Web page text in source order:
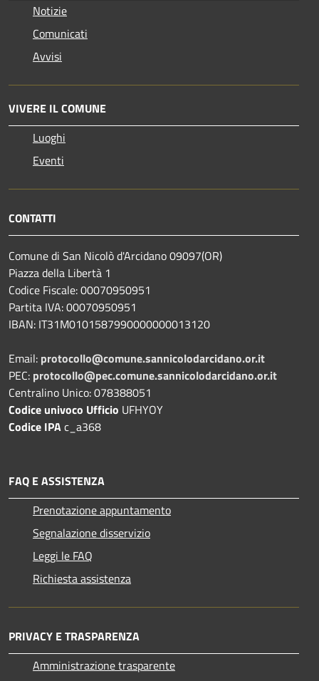
Notizie
Comunicati
Avvisi
VIVERE IL COMUNE
Luoghi
Eventi
CONTATTI
Comune di San Nicolò d'Arcidano 09097(OR)
Piazza della Libertà 1
Codice Fiscale: 00070950951
Partita IVA: 00070950951
IBAN: IT31M0101587990000000013120
Email: protocollo@comune.sannicolodarcidano.or.it
PEC: protocollo@pec.comune.sannicolodarcidano.or.it
Centralino Unico: 078388051
Codice univoco Ufficio UFHYOY
Codice IPAc_a368
FAQ E ASSISTENZA
Prenotazione appuntamento
Segnalazione disservizio
Leggi le FAQ
Richiesta assistenza
PRIVACY E TRASPARENZA
Amministrazione trasparente